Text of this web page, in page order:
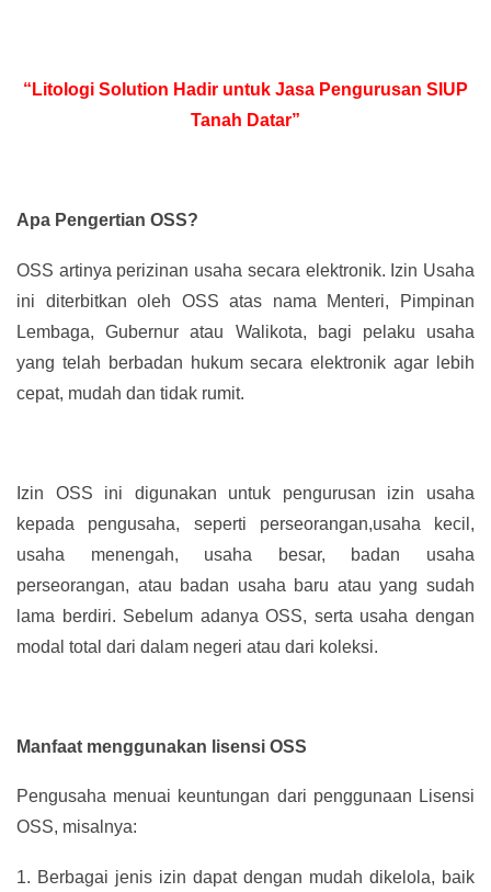
“Litologi Solution Hadir untuk Jasa Pengurusan SIUP
Tanah Datar”
Apa Pengertian OSS?
OSS artinya perizinan usaha secara elektronik. Izin Usaha
ini diterbitkan oleh OSS atas nama Menteri, Pimpinan
Lembaga, Gubernur atau Walikota, bagi pelaku usaha
yang telah berbadan hukum secara elektronik agar lebih
cepat, mudah dan tidak rumit.
Izin OSS ini digunakan untuk pengurusan izin usaha
kepada pengusaha, seperti perseorangan,usaha kecil,
usaha menengah, usaha besar, badan usaha
perseorangan, atau badan usaha baru atau yang sudah
lama berdiri. Sebelum adanya OSS, serta usaha dengan
modal total dari dalam negeri atau dari koleksi.
Manfaat menggunakan lisensi OSS
Pengusaha menuai keuntungan dari penggunaan Lisensi
OSS, misalnya:
1. Berbagai jenis izin dapat dengan mudah dikelola, baik